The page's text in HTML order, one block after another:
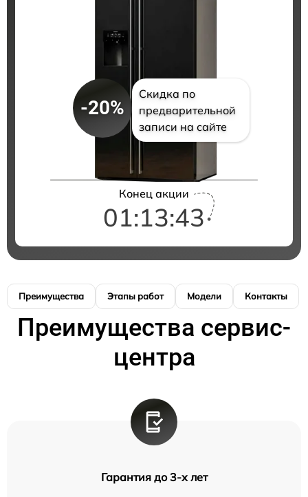
-20%
Скидка по
предварительной
записи на сайте
Конец акции
01:13:42
Преимущества Этапы работ Модели Контакты
Преимущества сервис-
центра
Гарантия до 3-х лет